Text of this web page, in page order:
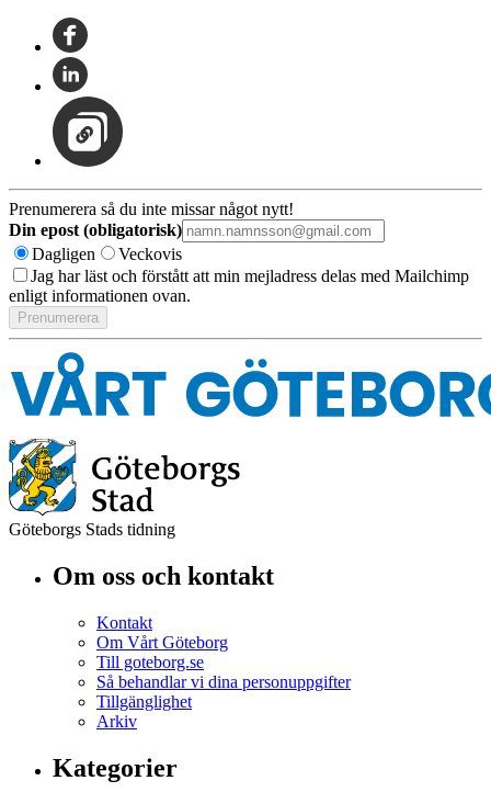
Prenumerera så du inte missar något nytt!
Din epost (obligatorisk)
Dagligen
Veckovis
Jag har läst och förstått att min mejladress delas med Mailchimp
enligt informationen ovan.
Göteborgs Stads tidning
Om oss och kontakt
Kontakt
Om Vårt Göteborg
Till goteborg.se
Så behandlar vi dina personuppgifter
Tillgänglighet
Arkiv
Kategorier